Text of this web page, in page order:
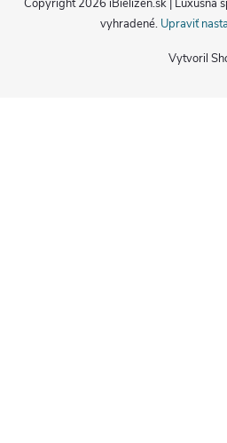
Vytvoril
Copyright 2026 iBielizen.sk | Luxusná
vyhradené. Upraviť